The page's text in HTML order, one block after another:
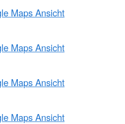
Maps Ansicht
Maps Ansicht
Maps Ansicht
Maps Ansicht